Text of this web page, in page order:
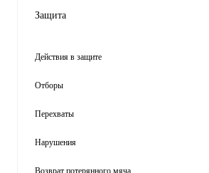
Защита
Действия в защите
Отборы
Перехваты
Нарушения
Возврат потерянного мяча